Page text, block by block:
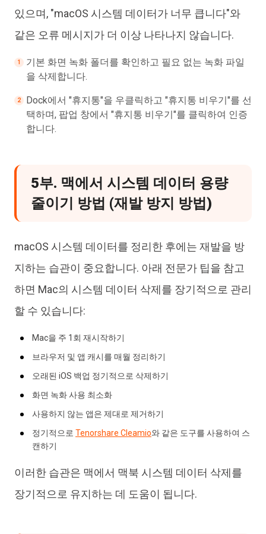
있으며, "macOS 시스템 데이터가 너무 큽니다"와
같은 오류 메시지가 더 이상 나타나지 않습니다.
기본 화면 녹화 폴더를 확인하고 필요 없는 녹화 파일
을 삭제합니다.
Dock에서 "휴지통"을 우클릭하고 "휴지통 비우기"를 선
택하며, 팝업 창에서 "휴지통 비우기"를 클릭하여 인증
합니다.
5부. 맥에서 시스템 데이터 용량
줄이기 방법 (재발 방지 방법)
macOS 시스템 데이터를 정리한 후에는 재발을 방
지하는 습관이 중요합니다. 아래 전문가 팁을 참고
하면 Mac의 시스템 데이터 삭제를 장기적으로 관리
할 수 있습니다:
Mac을 주 1회 재시작하기
브라우저 및 앱 캐시를 매월 정리하기
오래된 iOS 백업 정기적으로 삭제하기
화면 녹화 사용 최소화
사용하지 않는 앱은 제대로 제거하기
정기적으로 Tenorshare Cleamio와 같은 도구를 사용하여 스
캔하기
이러한 습관은 맥에서 맥북 시스템 데이터 삭제를
장기적으로 유지하는 데 도움이 됩니다.